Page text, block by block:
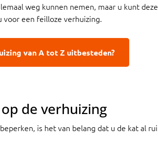
weg kunnen nemen, maar u kunt
voor een feilloze verhuizing.
van A tot Z uitbesteden?
de verhuizing
is het van belang dat u de kat al